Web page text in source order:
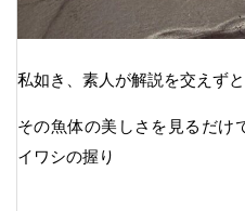
私如き、素人が解説を交えず
その魚体の美しさを見るだけ
イワシの握り